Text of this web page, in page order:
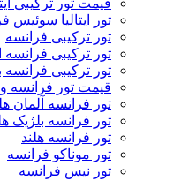
قیمت تور ترکیبی
تور ایتالیا سوئیس
تور ترکیبی فرانسه
تور ترکیبی فرانسه
تور ترکیبی فرانسه
قیمت تور فرانسه
تور فرانسه آلمان
تور فرانسه بلژیک
تور فرانسه هلند
تور موناکو فرانسه
تور نیس فرانسه